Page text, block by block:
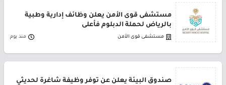
مستشفى قوى الأمن يعلن وظائف إدارية وطبية
بالرياض لحملة الدبلوم فأعلى
مستشفى قوى الأمن منذ يوم
صندوق البيئة يعلن عن توفر وظيفة شاغرة لحديثي